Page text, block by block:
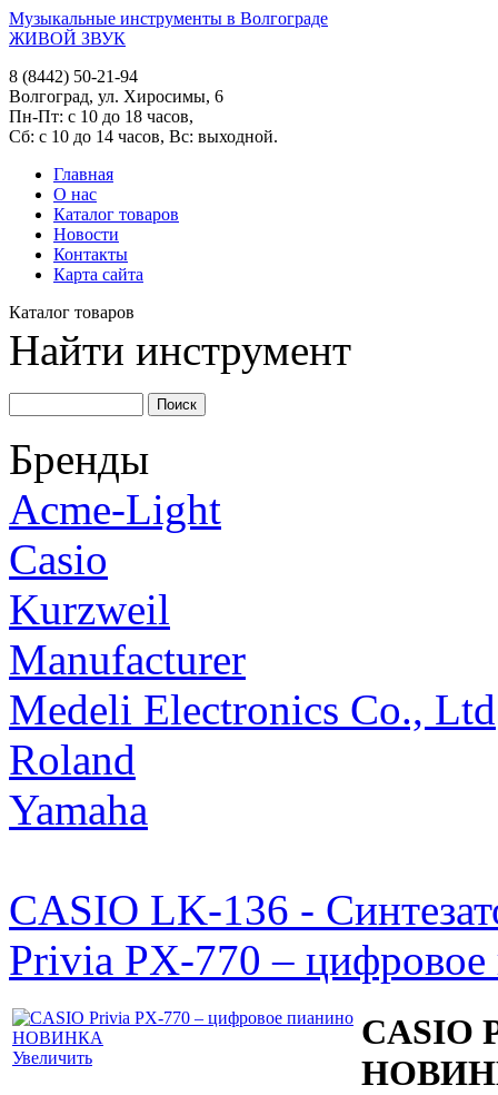
Музыкальные инструменты в Волгограде
ЖИВОЙ ЗВУК
8 (8442) 50-21-94
Волгоград, ул. Хиросимы, 6
Пн-Пт: с 10 до 18 часов,
Сб: с 10 до 14 часов, Вс: выходной.
Главная
О нас
Каталог товаров
Новости
Контакты
Карта сайта
Каталог товаров
Найти инструмент
Бренды
Acme-Light
Casio
Kurzweil
Manufacturer
Medeli Electronics Co., Ltd
Roland
Yamaha
CASIO LK-136 -
Privia PX-770 –
Увеличить
CASIO